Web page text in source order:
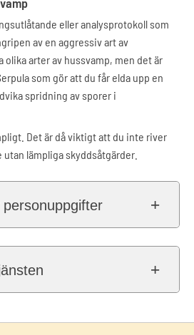
eller analysprotokoll som
av en aggressiv art av
olika arter av hussvamp, men det är
som gör att du får elda upp en
spridning av sporer i
Det är då viktigt att du inte river
lämpliga skyddsåtgärder.